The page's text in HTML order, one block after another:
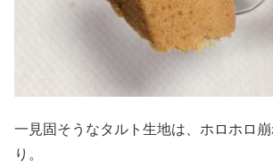
一見固そうなタルト生地は、ホロホロ
り。